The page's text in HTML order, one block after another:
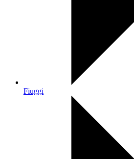
Fiuggi